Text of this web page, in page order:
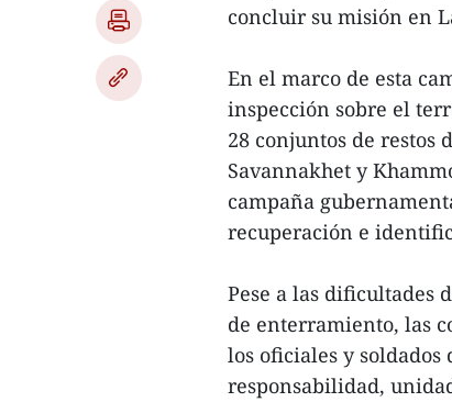
concluir su misión en
En el marco de esta
inspección sobre el
28 conjuntos de restos
Savannakhet y
campaña
recuperación e
Pese a las dificultades
de enterramiento, las
los oficiales y
responsabilidad,